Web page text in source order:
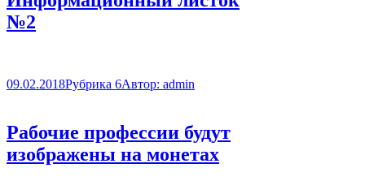
№2
09.02.2018Рубрика 6Автор: admin
Рабочие профессии будут
изображены на монетах